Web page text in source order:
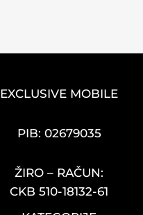
EXCLUSIVE MOBILE
PIB: 02679035
ŽIRO – RAČUN:
CKB 510-18132-61